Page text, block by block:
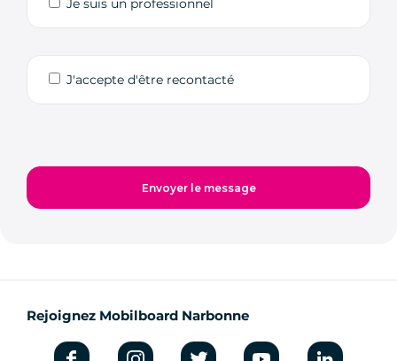
Je suis un professionnel
J'accepte d'être recontacté
Rejoignez Mobilboard Narbonne